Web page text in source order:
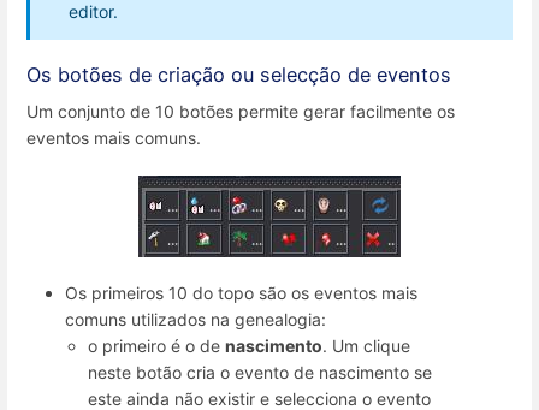
editor.
Os botões de criação ou selecção de eventos
Um conjunto de 10 botões permite gerar facilmente os
eventos mais comuns.
Os primeiros 10 do topo são os eventos mais
comuns utilizados na genealogia:
o primeiro é o denascimento. Um clique
neste botão cria o evento de nascimento se
este ainda não existir e selecciona o evento